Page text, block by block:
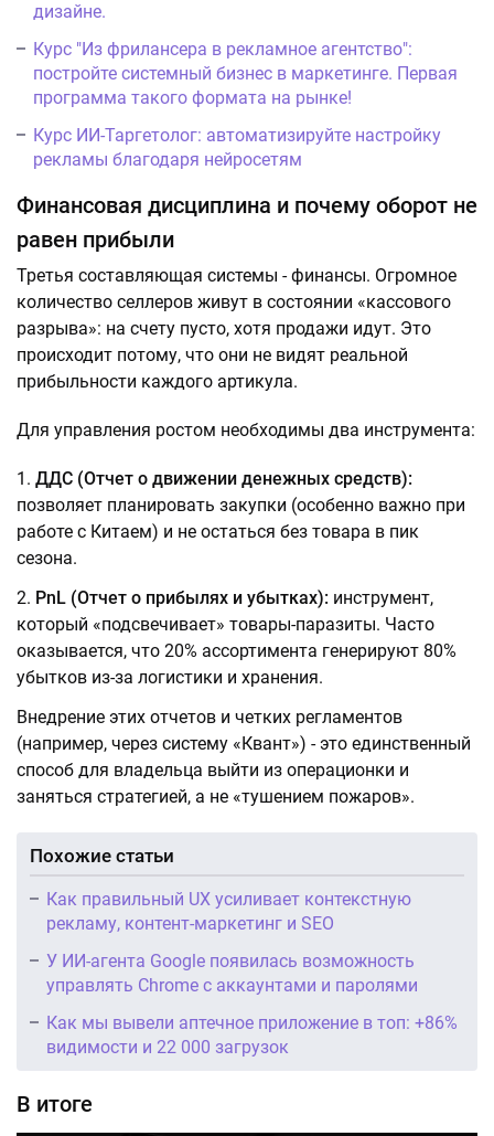
дизайне.
Курс "Из фрилансера в рекламное агентство":
постройте системный бизнес в маркетинге. Первая
программа такого формата на рынке!
Курс ИИ-Таргетолог: автоматизируйте настройку
рекламы благодаря нейросетям
Финансовая дисциплина и почему оборот не
равен прибыли
Третья составляющая системы - финансы. Огромное
количество селлеров живут в состоянии «кассового
разрыва»: на счету пусто, хотя продажи идут. Это
происходит потому, что они не видят реальной
прибыльности каждого артикула.
Для управления ростом необходимы два инструмента:
ДДС (Отчет о движении денежных средств):
позволяет планировать закупки (особенно важно при
работе с Китаем) и не остаться без товара в пик
сезона.
PnL (Отчет о прибылях и убытках): инструмент,
который «подсвечивает» товары-паразиты. Часто
оказывается, что 20% ассортимента генерируют 80%
убытков из-за логистики и хранения.
Внедрение этих отчетов и четких регламентов
(например, через систему «Квант») - это единственный
способ для владельца выйти из операционки и
заняться стратегией, а не «тушением пожаров».
Похожие статьи
Как правильный UX усиливает контекстную
рекламу, контент-маркетинг и SEO
У ИИ-агента Google появилась возможность
управлять Chrome с аккаунтами и паролями
Как мы вывели аптечное приложение в топ: +86%
видимости и 22 000 загрузок
В итоге